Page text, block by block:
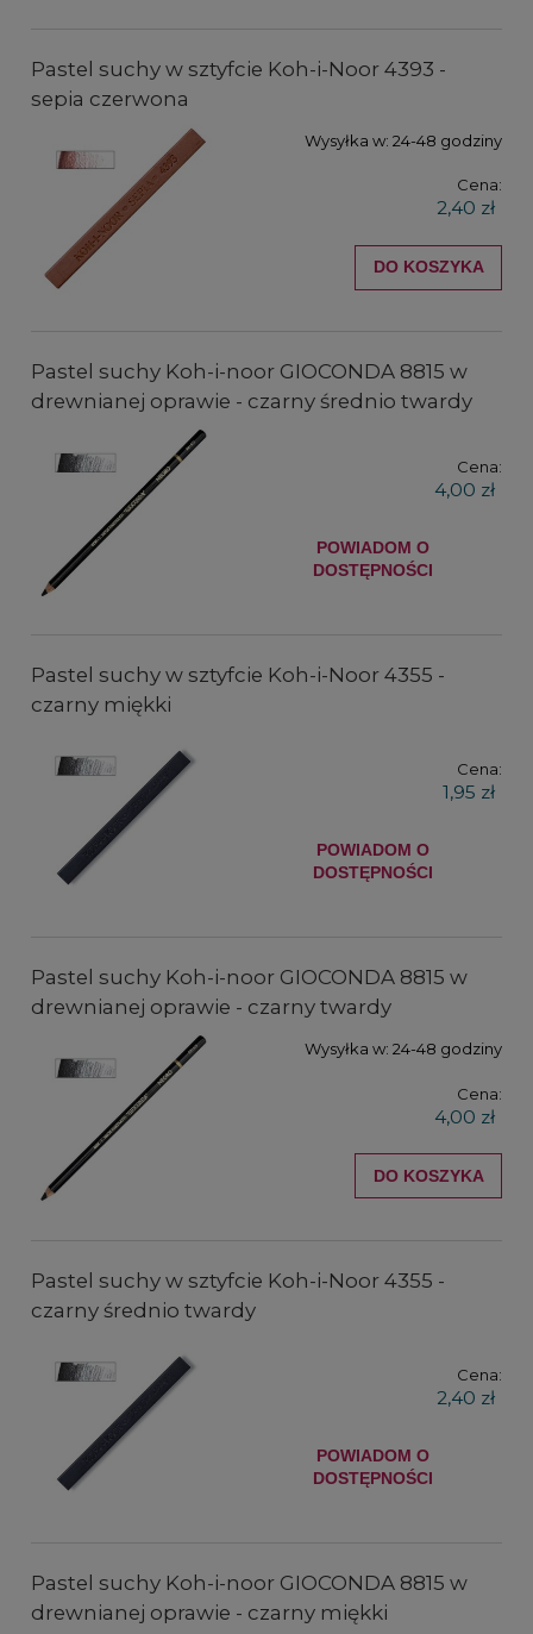
Pastel suchy w sztyfcie Koh-i-Noor 4393 -
sepia czerwona
Wysyłka w: 24-48 godziny
Cena:
2,40 zł
DO KOSZYKA
Pastel suchy Koh-i-noor GIOCONDA 8815 w
drewnianej oprawie - czarny średnio twardy
Cena:
4,00 zł
POWIADOM O
DOSTĘPNOŚCI
Pastel suchy w sztyfcie Koh-i-Noor 4355 -
czarny miękki
Cena:
1,95 zł
POWIADOM O
DOSTĘPNOŚCI
Pastel suchy Koh-i-noor GIOCONDA 8815 w
drewnianej oprawie - czarny twardy
Wysyłka w: 24-48 godziny
Cena:
4,00 zł
DO KOSZYKA
Pastel suchy w sztyfcie Koh-i-Noor 4355 -
czarny średnio twardy
Cena:
2,40 zł
POWIADOM O
DOSTĘPNOŚCI
Pastel suchy Koh-i-noor GIOCONDA 8815 w
drewnianej oprawie - czarny miękki